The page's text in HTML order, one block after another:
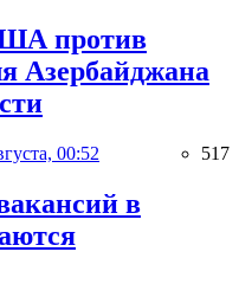
против
Азербайджана
00:52 517
в